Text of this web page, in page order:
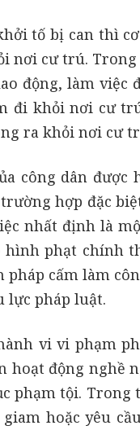
tố bị can thì
nơi cư trú.
động, làm việc
đi khỏi nơi cư
ra khỏi nơi cư
công dân
hợp đặc
nhất định là
phạt chính
cấm làm
lực pháp luật.
vi vi phạm
động nghề
phạm tội.
hoặc yêu